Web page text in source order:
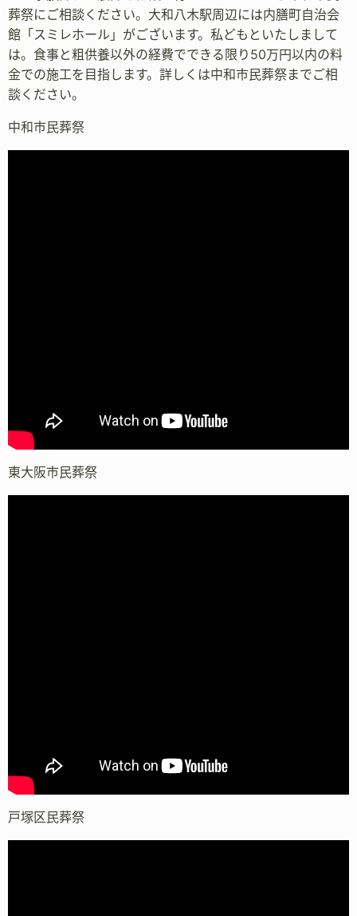
葬祭にご相談ください。大和八木駅周辺には内膳町自治会
館「スミレホール」がございます。私どもといたしまして
は。食事と粗供養以外の経費でできる限り50万円以内の料
金での施工を目指します。詳しくは中和市民葬祭までご相
談ください。
中和市民葬祭
東大阪市民葬祭
戸塚区民葬祭